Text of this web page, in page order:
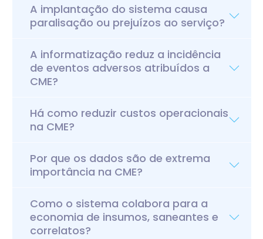
A implantação do sistema causa
paralisação ou prejuízos ao serviço?
A informatização reduz a incidência
de eventos adversos atribuídos a
CME?
Há como reduzir custos operacionais
na CME?
Por que os dados são de extrema
importância na CME?
Como o sistema colabora para a
economia de insumos, saneantes e
correlatos?